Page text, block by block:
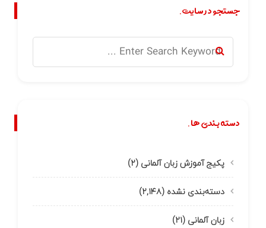
جستجو در سایت.
دسته بندی ها.
پکیج آموزش زبان آلمانی (۲)
دسته‌بندی نشده (۲,۱۴۸)
زبان آلمانی (۲۱)